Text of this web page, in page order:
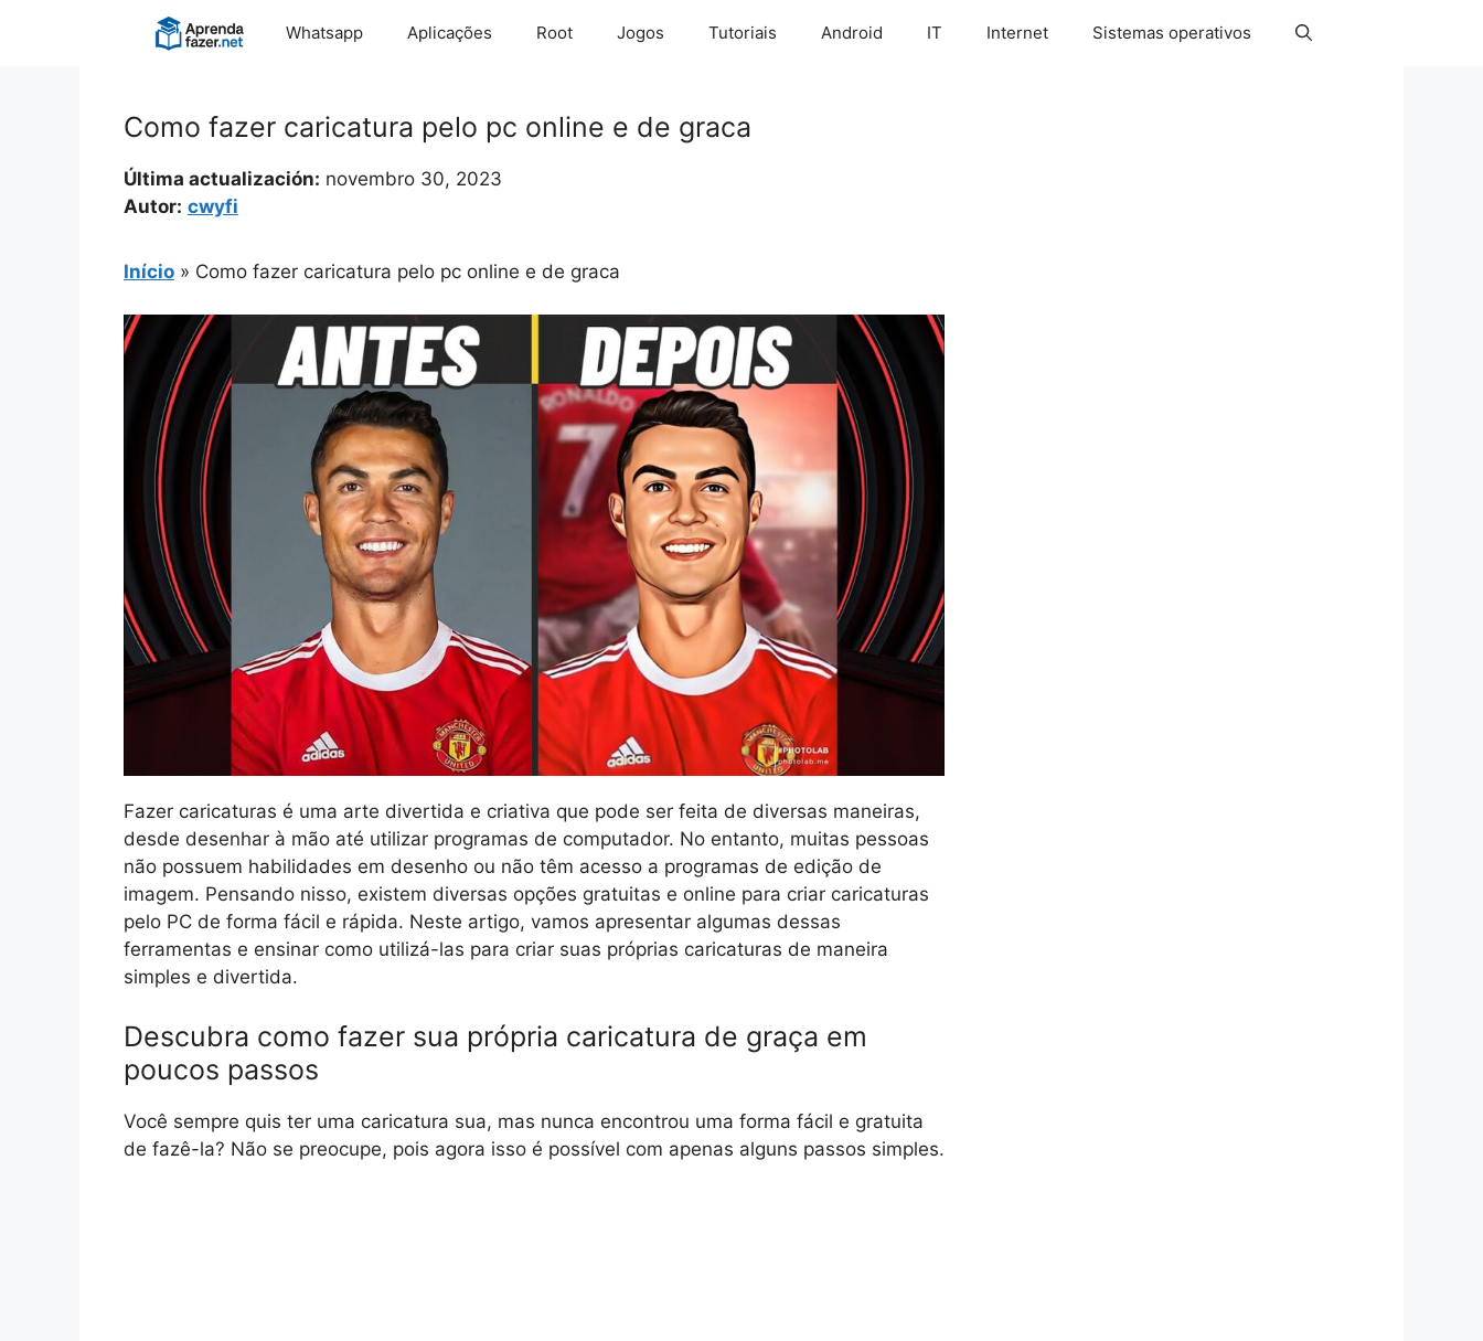
Whatsapp Aplicações Root Jogos Tutoriais Android IT Internet Sistemas operativos
Como fazer caricatura pelo pc online e de graca
Última actualización: novembro 30, 2023
Autor: cwyfi
Início » Como fazer caricatura pelo pc online e de graca
Fazer caricaturas é uma arte divertida e criativa que pode ser feita de diversas maneiras,
desde desenhar à mão até utilizar programas de computador. No entanto, muitas pessoas
não possuem habilidades em desenho ou não têm acesso a programas de edição de
imagem. Pensando nisso, existem diversas opções gratuitas e online para criar caricaturas
pelo PC de forma fácil e rápida. Neste artigo, vamos apresentar algumas dessas
ferramentas e ensinar como utilizá-las para criar suas próprias caricaturas de maneira
simples e divertida.
Descubra como fazer sua própria caricatura de graça em
poucos passos
Você sempre quis ter uma caricatura sua, mas nunca encontrou uma forma fácil e gratuita
de fazê-la? Não se preocupe, pois agora isso é possível com apenas alguns passos simples.